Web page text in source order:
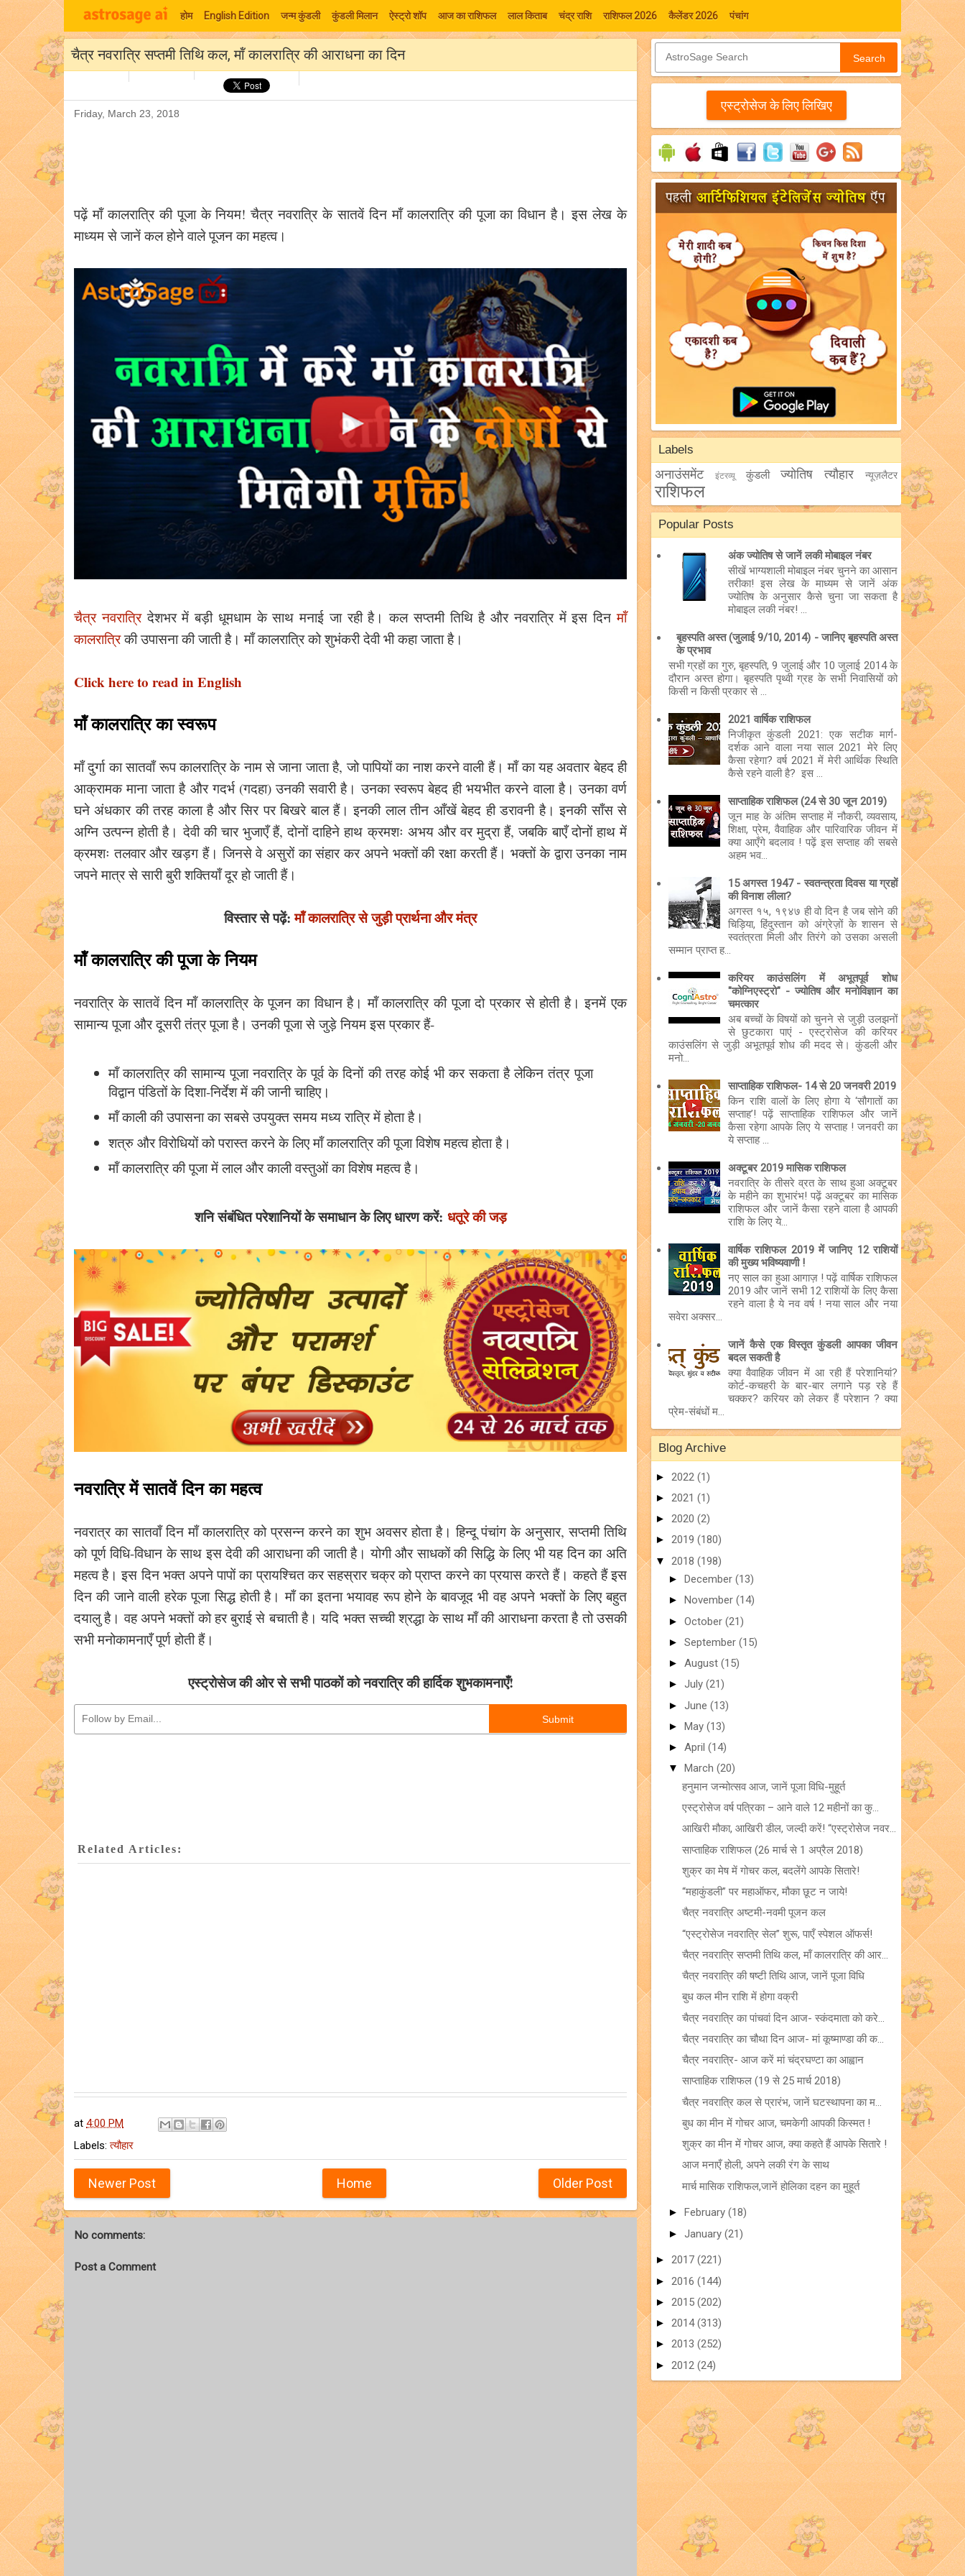
होम English Edition जन्म कुंडली कुंडली मिलान ऐस्ट्रो शॉप आज का राशिफल लाल किताब चंद्र राशि राशिफल 2026 कैलेंडर 2026 पंचांग
चैत्र नवरात्रि सप्तमी तिथि कल, मॉं कालरात्रि की आराधना का दिन
Friday, March 23, 2018
पढ़ें मॉं कालरात्रि की पूजा के नियम! चैत्र नवरात्रि के सातवें दिन मॉं कालरात्रि की पूजा का विधान है। इस लेख के
माध्यम से जानें कल होने वाले पूजन का महत्व।
चैत्र नवरात्रिदेशभर में बड़ी धूमधाम के साथ मनाई जा रही है। कल सप्तमी तिथि है और नवरात्रि में इस दिनमॉं
कालरात्रिकी उपासना की जाती है। माँ कालरात्रि को शुभंकरी देवी भी कहा जाता है।
Click here to read in English
मॉं कालरात्रि का स्वरूप
माँ दुर्गा का सातवाँ रूप कालरात्रि के नाम से जाना जाता है, जो पापियों का नाश करने वाली हैं। माँ का यह अवतार बेहद ही
आक्रामक माना जाता है और गदर्भ (गदहा) उनकी सवारी है। उनका स्वरूप बेहद ही भयभीत करने वाला है। उनका वर्ण
घने अंधकार की तरह काला है और सिर पर बिखरे बाल हैं। इनकी लाल तीन आँखें बेहद ही डरावनी है। इनकी साँस से
अग्नि उत्पन्न होती है। देवी की चार भुजाएँ हैं, दोनों दाहिने हाथ क्रमशः अभय और वर मुद्रा हैं, जबकि बाएँ दोनों हाथ में
क्रमशः तलवार और खड़ग हैं। जिनसे वे असुरों का संहार कर अपने भक्तों की रक्षा करती हैं। भक्तों के द्वारा उनका नाम
जपने मात्र से सारी बुरी शक्तियाँ दूर हो जाती हैं।
विस्तार से पढ़ें:मॉं कालरात्रि से जुड़ी प्रार्थना और मंत्र
मॉं कालरात्रि की पूजा के नियम
नवरात्रि के सातवें दिन मॉं कालरात्रि के पूजन का विधान है। मॉं कालरात्रि की पूजा दो प्रकार से होती है। इनमें एक
सामान्य पूजा और दूसरी तंत्र पूजा है। उनकी पूजा से जुड़े नियम इस प्रकार हैं-
मॉं कालरात्रि की सामान्य पूजा नवरात्रि के पूर्व के दिनों की तरह कोई भी कर सकता है लेकिन तंत्र पूजा
विद्वान पंडितों के दिशा-निर्देश में की जानी चाहिए।
मॉं काली की उपासना का सबसे उपयुक्त समय मध्य रात्रि में होता है।
शत्रु और विरोधियों को परास्त करने के लिए मॉं कालरात्रि की पूजा विशेष महत्व होता है।
मॉं कालरात्रि की पूजा में लाल और काली वस्तुओं का विशेष महत्व है।
शनि संबंधित परेशानियों के समाधान के लिए धारण करें: धतूरे की जड़
नवरात्रि में सातवें दिन का महत्व
नवरात्र का सातवाँ दिन माँ कालरात्रि को प्रसन्न करने का शुभ अवसर होता है। हिन्दू पंचांग के अनुसार, सप्तमी तिथि
को पूर्ण विधि-विधान के साथ इस देवी की आराधना की जाती है। योगी और साधकों की सिद्धि के लिए भी यह दिन का अति
महत्व है। इस दिन भक्त अपने पापों का प्रायश्चित कर सहस्रार चक्र को प्राप्त करने का प्रयास करते हैं। कहते हैं इस
दिन की जाने वाली हरेक पूजा सिद्ध होती है। माँ का इतना भयावह रूप होने के बावजूद भी वह अपने भक्तों के लिए बहुत
दयालु है। वह अपने भक्तों को हर बुराई से बचाती है। यदि भक्त सच्ची श्रद्धा के साथ माँ की आराधना करता है तो उसकी
सभी मनोकामनाएँ पूर्ण होती हैं।
एस्ट्रोसेज की ओर से सभी पाठकों को नवरात्रि की हार्दिक शुभकामनाएँ!
Related Articles:
at 4:00 PM
Labels:त्यौहार
Newer Post Older Post
Home
No comments:
Post a Comment
Search
एस्‍ट्रोसेज के लिए लिखिए
Labels
अनाउंसमेंट इंटरव्यू कुंडली ज्योतिष त्यौहार न्यूज़लैटर
राशिफल
Popular Posts
अंक ज्योतिष से जानें लकी मोबाइल नंबर
सीखें भाग्यशाली मोबाइल नंबर चुनने का आसान
तरीका! इस लेख के माध्यम से जानें अंक
ज्योतिष के अनुसार कैसे चुना जा सकता है
मोबाइल लकी नंबर! ...
बृहस्पति अस्त (जुलाई 9/10, 2014) - जानिए बृहस्पति अस्त
के प्रभाव
सभी ग्रहों का गुरु, बृहस्पति, 9 जुलाई और 10 जुलाई 2014 के
दौरान अस्त होगा। बृहस्पति पृथ्वी ग्रह के सभी निवासियों को
किसी न किसी प्रकार से ...
2021 वार्षिक राशिफल
निजीकृत कुंडली 2021: एक सटीक मार्ग-
दर्शक आने वाला नया साल 2021 मेरे लिए
कैसा रहेगा? वर्ष 2021 में मेरी आर्थिक स्थिति
कैसे रहने वाली है? इस ...
साप्ताहिक राशिफल (24 से 30 जून 2019)
जून माह के अंतिम सप्ताह में नौकरी, व्यवसाय,
शिक्षा, प्रेम, वैवाहिक और पारिवारिक जीवन में
क्या आएँगे बदलाव ! पढ़ें इस सप्ताह की सबसे
अहम भव...
15 अगस्त 1947 - स्वतन्त्रता दिवस या ग्रहों
की विनाश लीला?
अगस्त १५, १९४७ ही वो दिन है जब सोने की
चिड़िया, हिंदुस्तान को अंग्रेज़ों के शासन से
स्वतंत्रता मिली और तिरंगे को उसका असली
सम्मान प्राप्त ह...
करियर काउंसलिंग में अभूतपूर्व शोध
"कोग्निएस्ट्रो" - ज्योतिष और मनोविज्ञान का
चमत्कार
अब बच्चों के विषयों को चुनने से जुड़ी उलझनों
से छुटकारा पाएं - एस्ट्रोसेज की करियर
काउंसलिंग से जुड़ी अभूतपूर्व शोध की मदद से। कुंडली और
मनो...
साप्ताहिक राशिफल- 14 से 20 जनवरी 2019
किन राशि वालों के लिए होगा ये ‘सौगातों का
सप्ताह’! पढ़ें साप्ताहिक राशिफल और जानें
कैसा रहेगा आपके लिए ये सप्ताह ! जनवरी का
ये सप्ताह ...
अक्टूबर 2019 मासिक राशिफल
नवरात्रि के तीसरे व्रत के साथ हुआ अक्टूबर
के महीने का शुभारंभ! पढ़ें अक्टूबर का मासिक
राशिफल और जानें कैसा रहने वाला है आपकी
राशि के लिए ये...
वार्षिक राशिफल 2019 में जानिए 12 राशियों
की मुख्य भविष्यवाणी !
नए साल का हुआ आगाज़ ! पढ़ें वार्षिक राशिफल
2019 और जानें सभी 12 राशियों के लिए कैसा
रहने वाला है ये नव वर्ष ! नया साल और नया
सवेरा अक्सर...
जानें कैसे एक विस्तृत कुंडली आपका जीवन
बदल सकती है
क्या वैवाहिक जीवन में आ रही हैं परेशानियां?
कोर्ट-कचहरी के बार-बार लगाने पड़ रहे हैं
चक्कर? करियर को लेकर हैं परेशान ? क्या
प्रेम-संबंधों म...
Blog Archive
► 2022 (1)
► 2021 (1)
► 2020 (2)
► 2019 (180)
▼ 2018 (198)
► December (13)
► November (14)
► October (21)
► September (15)
► August (15)
► July (21)
► June (13)
► May (13)
► April (14)
▼ March (20)
हनुमान जन्मोत्सव आज, जानें पूजा विधि-मुहूर्त
एस्ट्रोसेज वर्ष पत्रिका – आने वाले 12 महीनों का कु...
आखिरी मौका, आखिरी डील, जल्दी करें! “एस्ट्रोसेज नवर...
साप्ताहिक राशिफल (26 मार्च से 1 अप्रैल 2018)
शुक्र का मेष में गोचर कल, बदलेंगे आपके सितारे!
“महाकुंडली” पर महाऑफर, मौका छूट न जाये!
चैत्र नवरात्रि अष्टमी-नवमी पूजन कल
“एस्ट्रोसेज नवरात्रि सेल” शुरू, पाएँ स्पेशल ऑफर्स!
चैत्र नवरात्रि सप्तमी तिथि कल, मॉं कालरात्रि की आर...
चैत्र नवरात्रि की षष्टी तिथि आज, जानें पूजा विधि
बुध कल मीन राशि में होगा वक्री
चैत्र नवरात्रि का पांचवां दिन आज- स्कंदमाता को करे...
चैत्र नवरात्रि का चौथा दिन आज- मां कूष्माण्डा की क...
चैत्र नवरात्रि- आज करें मां चंद्रघण्टा का आह्वान
साप्ताहिक राशिफल (19 से 25 मार्च 2018)
चैत्र नवरात्रि कल से प्रारंभ, जानें घटस्थापना का म...
बुध का मीन में गोचर आज, चमकेगी आपकी किस्मत !
शुक्र का मीन में गोचर आज, क्या कहते हैं आपके सितारे !
आज मनाएँ होली, अपने लकी रंग के साथ
मार्च मासिक राशिफल,जानें होलिका दहन का मुहूर्त
► February (18)
► January (21)
► 2017 (221)
► 2016 (144)
► 2015 (202)
► 2014(313)
► 2013 (252)
► 2012 (24)